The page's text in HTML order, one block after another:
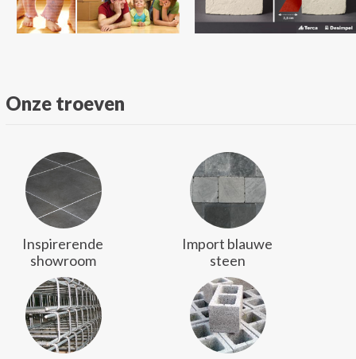
Onze troeven
Inspirerende
showroom
Import blauwe
steen